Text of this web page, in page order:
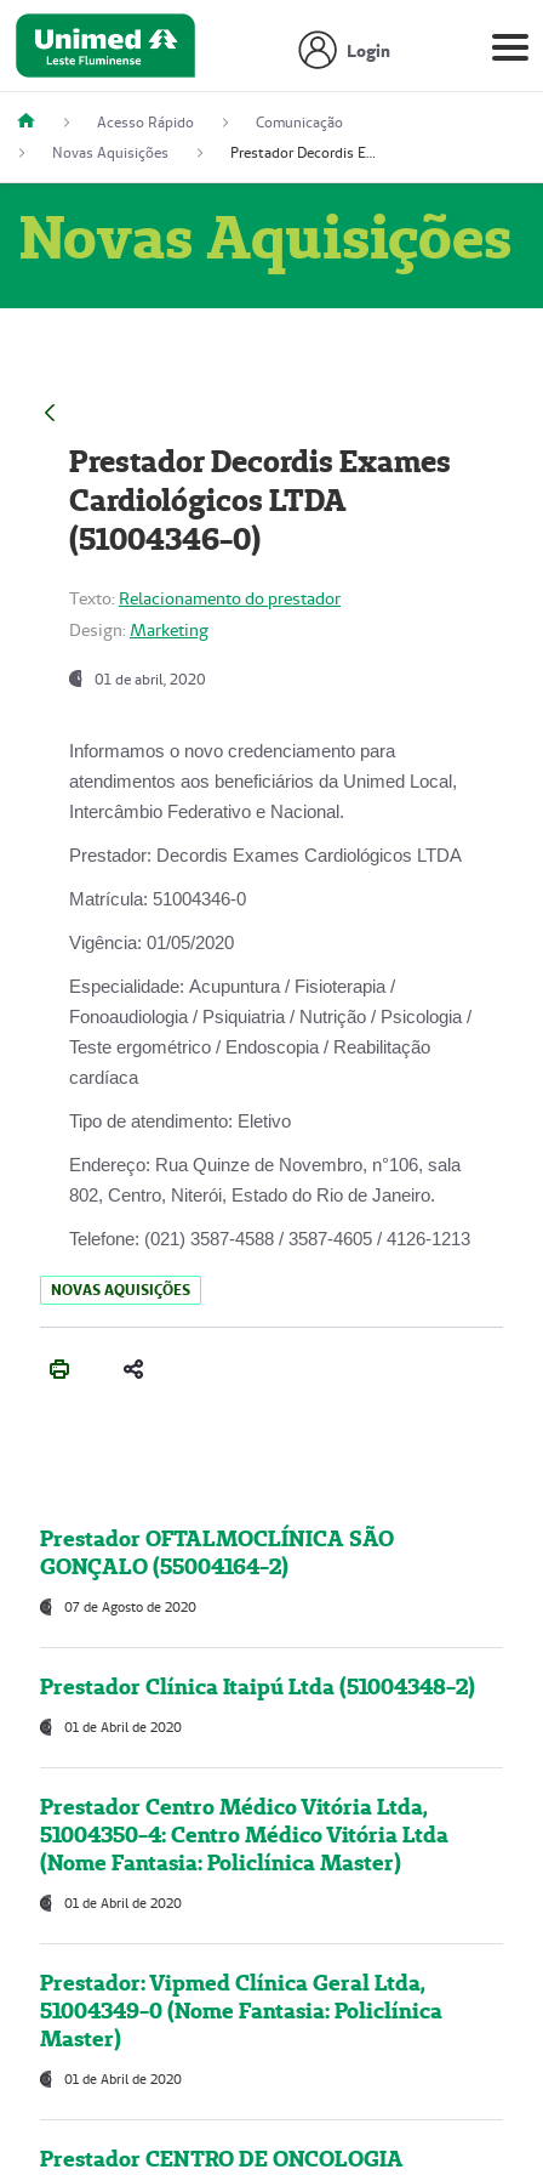
Login
Acesso Rápido
Comunicação
Novas Aquisições
Prestador Decordis Exames Cardiológicos LTDA (51004346-0)
Novas Aquisições
Prestador Decordis Exames
Cardiológicos LTDA
(51004346-0)
Texto: Relacionamento do prestador
Design: Marketing
01 de abril, 2020
Informamos o novo credenciamento para
atendimentos aos beneficiários da Unimed Local,
Intercâmbio Federativo e Nacional.
Prestador: Decordis Exames Cardiológicos LTDA
Matrícula: 51004346-0
Vigência: 01/05/2020
Especialidade: Acupuntura / Fisioterapia /
Fonoaudiologia / Psiquiatria / Nutrição / Psicologia /
Teste ergométrico / Endoscopia / Reabilitação
cardíaca
Tipo de atendimento: Eletivo
Endereço: Rua Quinze de Novembro, n°106, sala
802, Centro, Niterói, Estado do Rio de Janeiro.
Telefone: (021) 3587-4588 / 3587-4605 / 4126-1213
NOVAS AQUISIÇÕES
Prestador OFTALMOCLÍNICA SÃO
GONÇALO (55004164-2)
07 de Agosto de 2020
Prestador Clínica Itaipú Ltda (51004348-2)
01 de Abril de 2020
Prestador Centro Médico Vitória Ltda,
51004350-4: Centro Médico Vitória Ltda
(Nome Fantasia: Policlínica Master)
01 de Abril de 2020
Prestador: Vipmed Clínica Geral Ltda,
51004349-0 (Nome Fantasia: Policlínica
Master)
01 de Abril de 2020
Prestador CENTRO DE ONCOLOGIA